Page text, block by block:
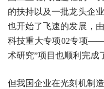
的扶持以及一批龙头企
也开始了飞速的发展，
科技重大专项02专项
术研究”项目也顺利完成
但我国企业在光刻机制